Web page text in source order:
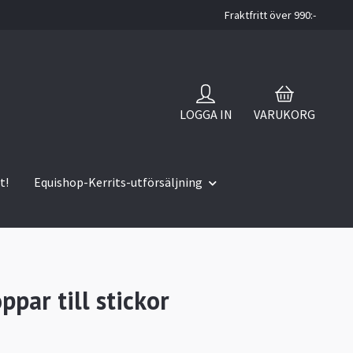
Fraktfritt över 990:-
LOGGA IN VARUKORG
Equishop-Kerrits-utförsäljning
till stickor